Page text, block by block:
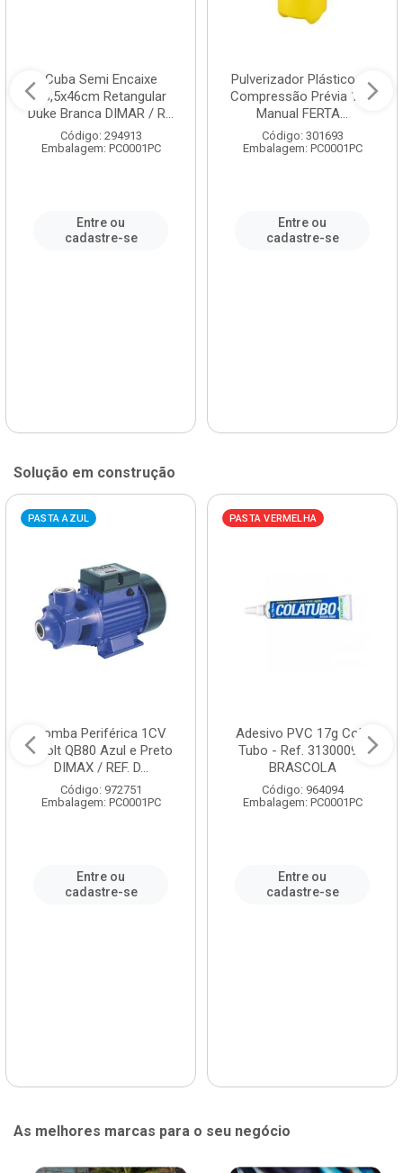
Cuba Semi Encaixe
58,5x46cm Retangular
Duke Branca DIMAR / R...
Código: 294913
Embalagem: PC0001PC
Entre ou
cadastre-se
Pulverizador Plástico de
Compressão Prévia 1,5L
Manual FERTA...
Código: 301693
Embalagem: PC0001PC
Entre ou
cadastre-se
Solução em construção
PASTA AZUL
Bomba Periférica 1CV
Bivolt QB80 Azul e Preto
DIMAX / REF. D...
Código: 972751
Embalagem: PC0001PC
Entre ou
cadastre-se
PASTA VERMELHA
Adesivo PVC 17g Cola
Tubo - Ref. 3130009 -
BRASCOLA
Código: 964094
Embalagem: PC0001PC
Entre ou
cadastre-se
As melhores marcas para o seu negócio